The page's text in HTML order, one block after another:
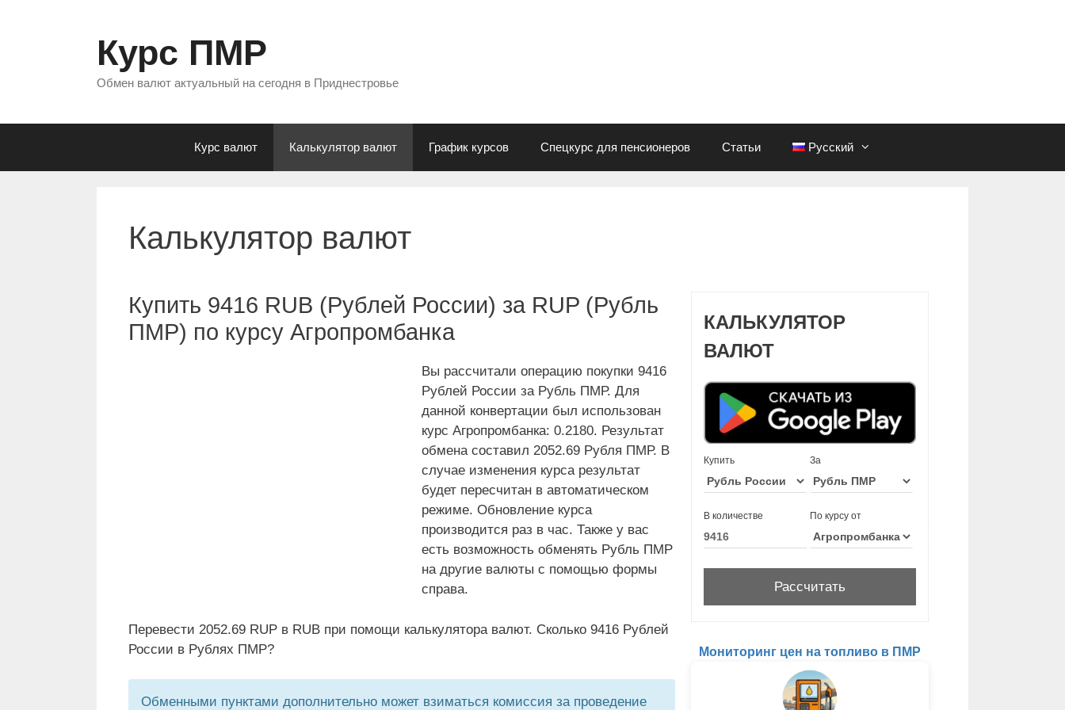
Курс ПМР
Обмен валют актуальный на сегодня в Приднестровье
Курс валют Калькулятор валют График курсов Спецкурс для пенсионеров Статьи Русский
Калькулятор валют
Купить 9416 RUB (Рублей России) за RUP (Рубль
ПМР) по курсу Агропромбанка
Вы рассчитали операцию покупки 9416
Рублей России за Рубль ПМР. Для
данной конвертации был использован
курс Агропромбанка: 0.2180. Результат
обмена составил 2052.69 Рубля ПМР. В
случае изменения курса результат
будет пересчитан в автоматическом
режиме. Обновление курса
производится раз в час. Также у вас
есть возможность обменять Рубль ПМР
на другие валюты с помощью формы
справа.
Перевести 2052.69 RUP в RUB при помощи калькулятора валют. Сколько 9416 Рублей
России в Рублях ПМР?
Обменными пунктами дополнительно может взиматься комиссия за проведение
КАЛЬКУЛЯТОР
ВАЛЮТ
Купить За
В количестве По курсу от
Мониторинг цен на топливо в ПМР